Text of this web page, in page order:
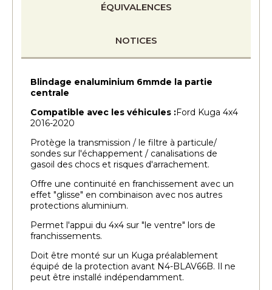
ÉQUIVALENCES
NOTICES
Blindage enaluminium 6mmde la partie
centrale
Compatible avec les véhicules :Ford Kuga 4x4
2016-2020
Protège la transmission / le filtre à particule/
sondes sur l'échappement / canalisations de
gasoil des chocs et risques d'arrachement.
Offre une continuité en franchissement avec un
effet "glisse" en combinaison avec nos autres
protections aluminium.
Permet l'appui du 4x4 sur "le ventre" lors de
franchissements.
Doit être monté sur un Kuga préalablement
équipé de la protection avant N4-BLAV66B. Il ne
peut être installé indépendamment.